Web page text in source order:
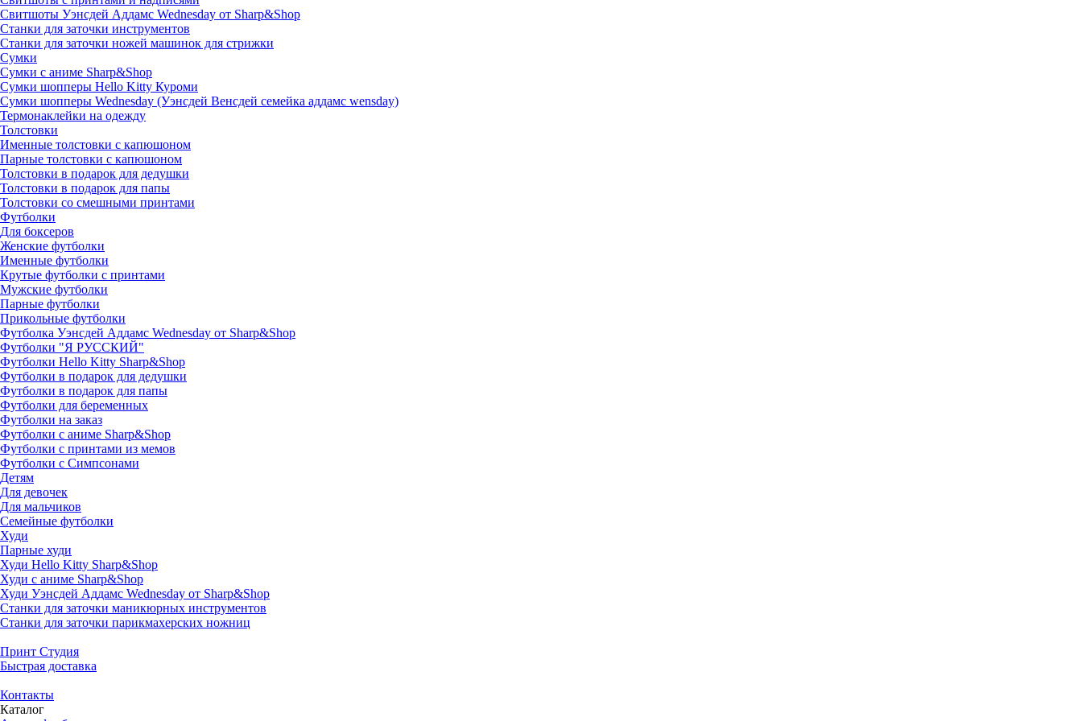
Свитшоты Уэнсдей Аддамс Wednesday от Sharp&Shop
Станки для заточки инструментов
Станки для заточки ножей машинок для стрижки
Сумки
Сумки с аниме Sharp&Shop
Сумки шопперы Hello Kitty Куроми
Сумки шопперы Wednesday (Уэнсдей Венсдей семейка аддамс wensday)
Термонаклейки на одежду
Толстовки
Именные толстовки с капюшоном
Парные толстовки с капюшоном
Толстовки в подарок для дедушки
Толстовки в подарок для папы
Толстовки со смешными принтами
Футболки
Для боксеров
Женские футболки
Именные футболки
Крутые футболки с принтами
Мужские футболки
Парные футболки
Прикольные футболки
Футболка Уэнсдей Аддамс Wednesday от Sharp&Shop
Футболки "Я РУССКИЙ"
Футболки Hello Kitty Sharp&Shop
Футболки в подарок для дедушки
Футболки в подарок для папы
Футболки для беременных
Футболки на заказ
Футболки с аниме Sharp&Shop
Футболки с принтами из мемов
Футболки с Симпсонами
Детям
Для девочек
Для мальчиков
Семейные футболки
Худи
Парные худи
Худи Hello Kitty Sharp&Shop
Худи с аниме Sharp&Shop
Худи Уэнсдей Аддамс Wednesday от Sharp&Shop
Станки для заточки маникюрных инструментов
Станки для заточки парикмахерских ножниц
Принт Студия
Быстрая доставка
Контакты
Каталог